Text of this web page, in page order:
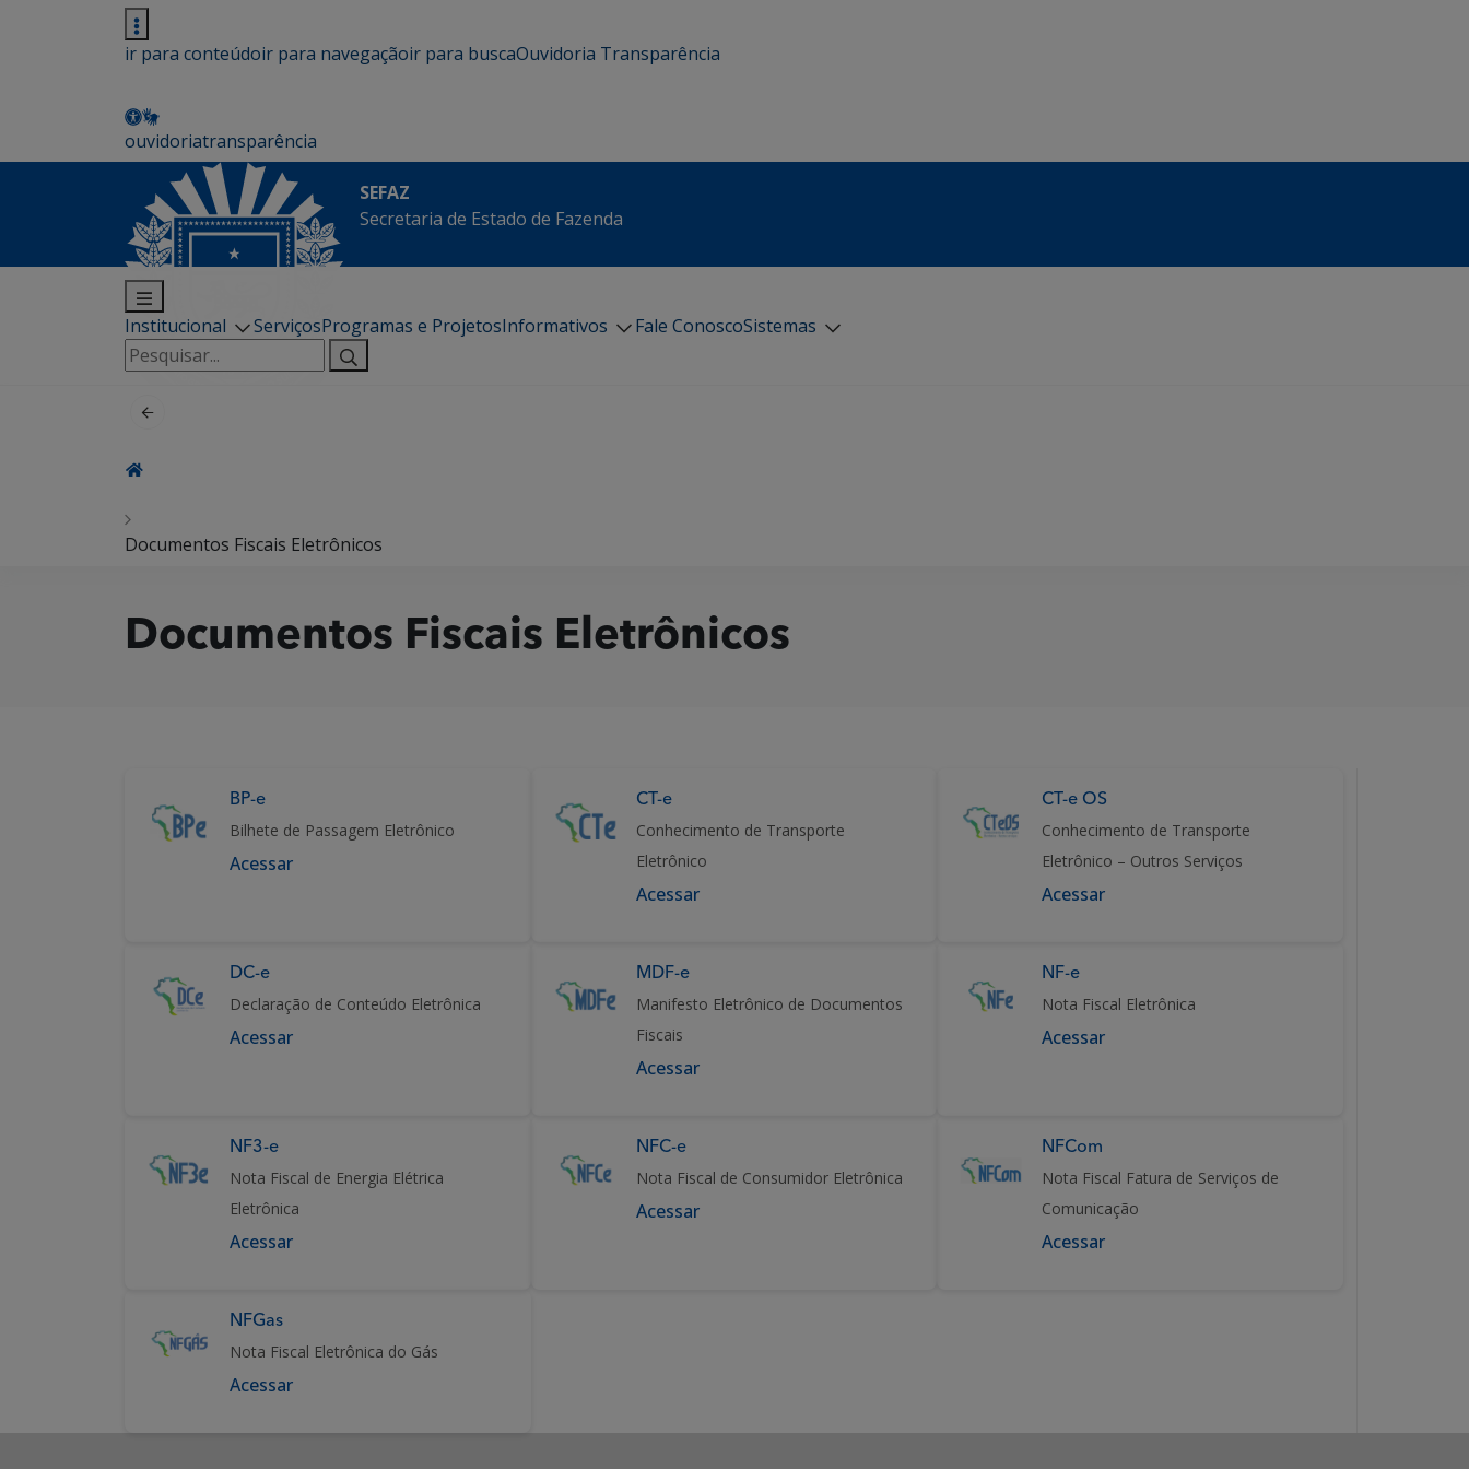
ir para conteúdoir para navegaçãoir para buscaOuvidoria Transparência
ouvidoriatransparência
SEFAZ
Secretaria de Estado de Fazenda
Institucional ServiçosProgramas e ProjetosInformativos Fale ConoscoSistemas
Pesquisar
por:
Documentos Fiscais Eletrônicos
Documentos Fiscais Eletrônicos
BP-e
Bilhete de Passagem Eletrônico
Acessar
CT-e
Conhecimento de Transporte
Eletrônico
Acessar
CT-e OS
Conhecimento de Transporte
Eletrônico – Outros Serviços
Acessar
DC-e
Declaração de Conteúdo Eletrônica
Acessar
MDF-e
Manifesto Eletrônico de Documentos
Fiscais
Acessar
NF-e
Nota Fiscal Eletrônica
Acessar
NF3-e
Nota Fiscal de Energia Elétrica
Eletrônica
Acessar
NFC-e
Nota Fiscal de Consumidor Eletrônica
Acessar
NFCom
Nota Fiscal Fatura de Serviços de
Comunicação
Acessar
NFGas
Nota Fiscal Eletrônica do Gás
Acessar